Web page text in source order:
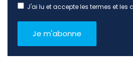
J'ai lu et accepte les termes et les